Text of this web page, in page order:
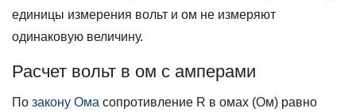
единицы измерения вольт и ом не измеряют
одинаковую величину.
Расчет вольт в ом с амперами
По закону Ома сопротивление R в омах (Ом) равно